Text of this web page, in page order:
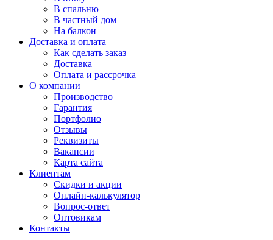
В спальню
В частный дом
На балкон
Доставка и оплата
Как сделать заказ
Доставка
Оплата и рассрочка
О компании
Производство
Гарантия
Портфолио
Отзывы
Реквизиты
Вакансии
Карта сайта
Клиентам
Скидки и акции
Онлайн-калькулятор
Вопрос-ответ
Оптовикам
Контакты